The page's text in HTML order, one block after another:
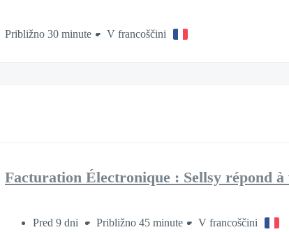
Približno 30 minute V francoščini
Facturation Électronique : Sellsy répond à
Pred 9 dni Približno 45 minute V francoščini